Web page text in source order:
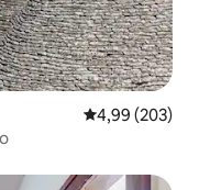
4,99 de uma
4,99 (203)